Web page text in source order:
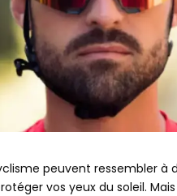
peuvent ressembler à
vos yeux du soleil.